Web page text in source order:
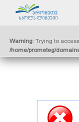
Warning: Trying to
/home/prometeg/